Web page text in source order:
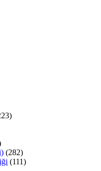
(282)
(111)